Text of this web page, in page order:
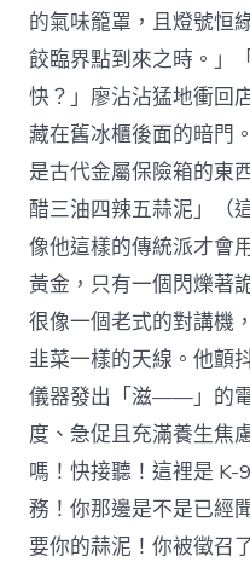
的氣味籠罩，且燈號恒
餃臨界點到來之時。」
快？」廖沾沾猛地衝回
藏在舊冰櫃後面的暗門
是古代金屬保險箱的東
醋三油四辣五蒜泥」（
像他這樣的傳統派才會
黃金，只有一個閃爍著
很像一個老式的對講機
韭菜一樣的天線。他顫
儀器發出「滋——」的
度、急促且充滿養生焦
嗎！快接聽！這裡是
務！你那邊是不是已經
要你的蒜泥！你被徵召